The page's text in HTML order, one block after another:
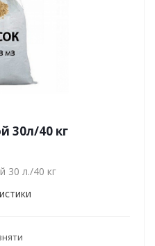
30л/40 кг
30 л./40 кг